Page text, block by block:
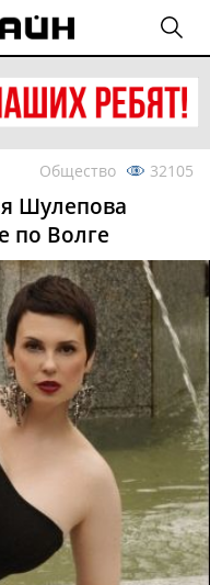
Общество 32105
Шулепова
по Волге